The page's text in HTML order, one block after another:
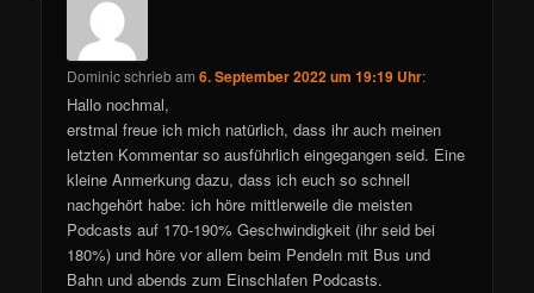
Dominicschriebam6. September 2022 um 19:19 Uhr:
Hallo nochmal,
erstmal freue ich mich natürlich, dass ihr auch meinen
letzten Kommentar so ausführlich eingegangen seid. Eine
kleine Anmerkung dazu, dass ich euch so schnell
nachgehört habe: ich höre mittlerweile die meisten
Podcasts auf 170-190% Geschwindigkeit (ihr seid bei
180%) und höre vor allem beim Pendeln mit Bus und
Bahn und abends zum Einschlafen Podcasts.